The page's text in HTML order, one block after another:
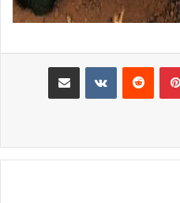
بينتيريست مشاركة عبر البريد